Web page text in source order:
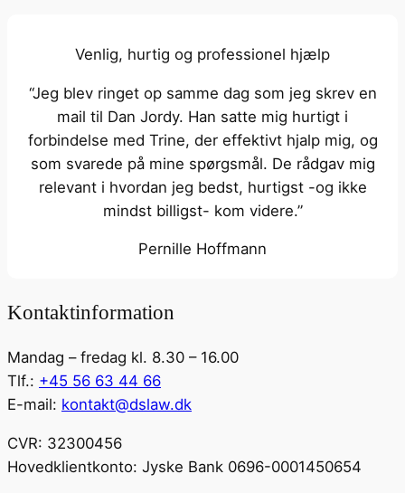
Venlig, hurtig og professionel hjælp
“Jeg blev ringet op samme dag som jeg skrev en
mail til Dan Jordy. Han satte mig hurtigt i
forbindelse med Trine, der effektivt hjalp mig, og
som svarede på mine spørgsmål. De rådgav mig
relevant i hvordan jeg bedst, hurtigst -og ikke
mindst billigst- kom videre.”
Pernille Hoffmann
Kontaktinformation
Mandag – fredag kl. 8.30 – 16.00
Tlf.: +45 56 63 44 66
E-mail: kontakt@dslaw.dk
CVR: 32300456
Hovedklientkonto: Jyske Bank 0696-0001450654